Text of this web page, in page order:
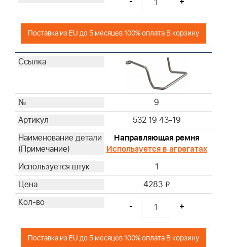
Поставка из EU до 5 месяцев 100% оплата В корзину
9
532 19 43-19
Направляющая ремня
Используется в агрегатах
1
4283 i
- +
Поставка из EU до 5 месяцев 100% оплата В корзину